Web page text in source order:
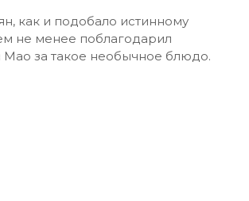
как и подобало истинному
не менее поблагодарил
Мао за такое необычное блюдо.